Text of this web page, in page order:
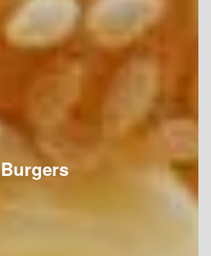
Burgers